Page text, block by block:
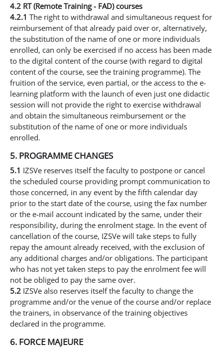
4.2 RT (Remote Training - FAD) courses
4.2.1 The right to withdrawal and simultaneous request for
reimbursement of that already paid over or, alternatively,
the substitution of the name of one or more individuals
enrolled, can only be exercised if no access has been made
to the digital content of the course (with regard to digital
content of the course, see the training programme). The
fruition of the service, even partial, or the access to the e-
learning platform with the launch of even just one didactic
session will not provide the right to exercise withdrawal
and obtain the simultaneous reimbursement or the
substitution of the name of one or more individuals
enrolled.
5. PROGRAMME CHANGES
5.1 IZSVe reserves itself the faculty to postpone or cancel
the scheduled course providing prompt communication to
those concerned, in any event by the fifth calendar day
prior to the start date of the course, using the fax number
or the e-mail account indicated by the same, under their
responsibility, during the enrolment stage. In the event of
cancellation of the course, IZSVe will take steps to fully
repay the amount already received, with the exclusion of
any additional charges and/or obligations. The participant
who has not yet taken steps to pay the enrolment fee will
not be obliged to pay the same over.
5.2 IZSVe also reserves itself the faculty to change the
programme and/or the venue of the course and/or replace
the trainers, in observance of the training objectives
declared in the programme.
6. FORCE MAJEURE